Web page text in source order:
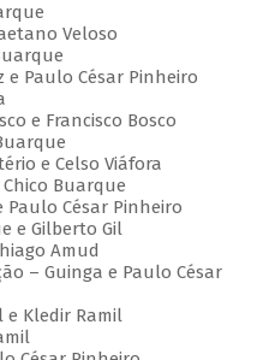
Veloso
Paulo César Pinheiro
e Francisco Bosco
e Celso Viáfora
Buarque
César Pinheiro
e Gilberto Gil
Amud
– Guinga e Paulo César
Kledir Ramil